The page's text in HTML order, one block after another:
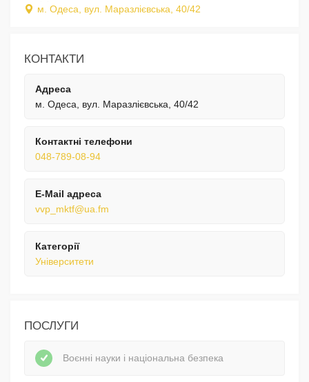
м. Одеса, вул. Маразлієвська, 40/42
КОНТАКТИ
Адреса
м. Одеса, вул. Маразлієвська, 40/42
Контактні телефони
048-789-08-94
E-Mail адреса
vvp_mktf@ua.fm
Категорії
Університети
ПОСЛУГИ
Воєнні науки і національна безпека